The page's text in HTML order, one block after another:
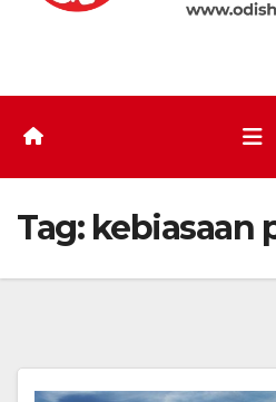
Tag: kebiasaan